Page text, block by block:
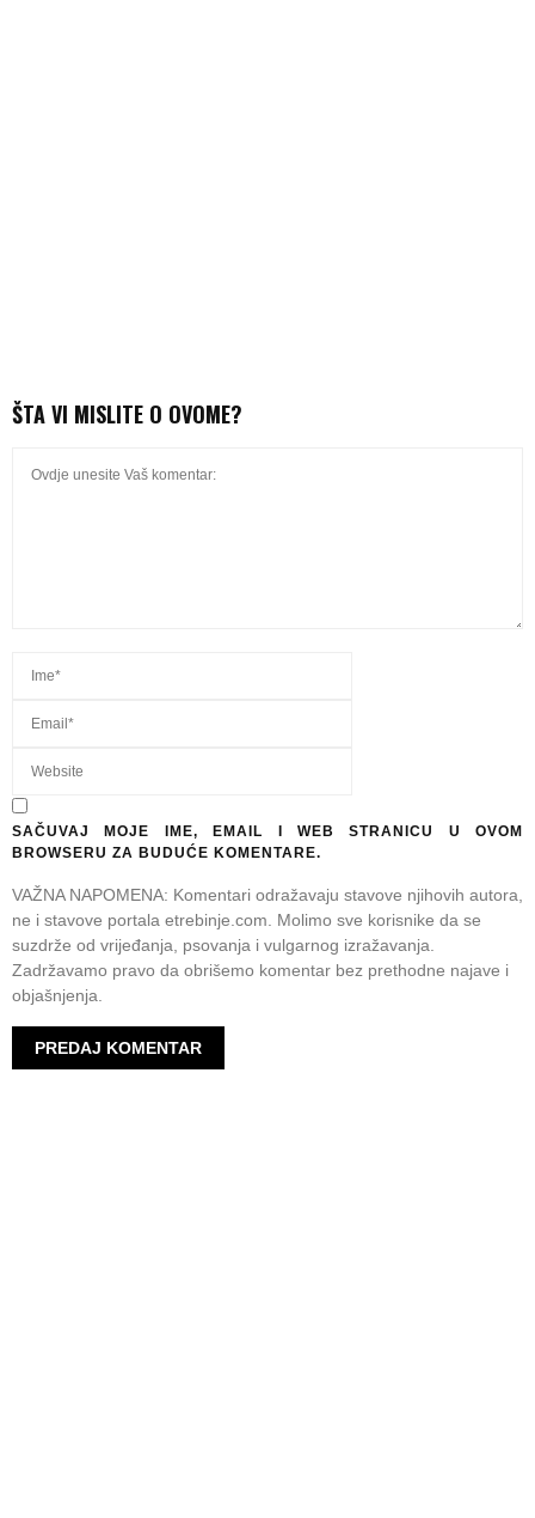
ŠTA VI MISLITE O OVOME?
SAČUVAJ MOJE IME, EMAIL I WEB STRANICU U OVOM
BROWSERU ZA BUDUĆE KOMENTARE.
VAŽNA NAPOMENA: Komentari odražavaju stavove njihovih autora,
ne i stavove portala etrebinje.com. Molimo sve korisnike da se
suzdrže od vrijeđanja, psovanja i vulgarnog izražavanja.
Zadržavamo pravo da obrišemo komentar bez prethodne najave i
objašnjenja.